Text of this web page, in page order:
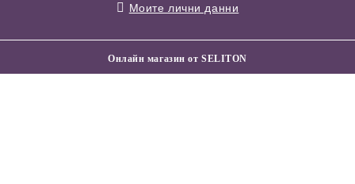
Моите лични данни
Онлайн магазин от SELITON